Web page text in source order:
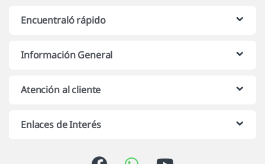
Encuentraló rápido
Información General
Atención al cliente
Enlaces de Interés